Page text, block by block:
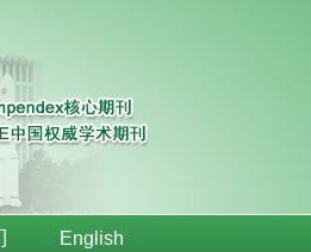
English